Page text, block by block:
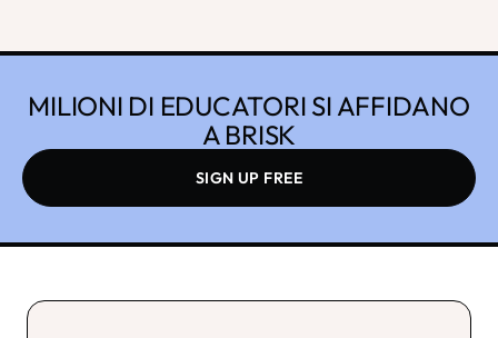
MILIONI DI EDUCATORI SI AFFIDANO
A BRISK
SIGN UP FREE